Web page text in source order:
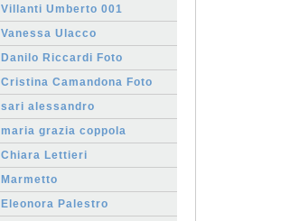
Villanti Umberto 001
Vanessa Ulacco
Danilo Riccardi Foto
Cristina Camandona Foto
sari alessandro
maria grazia coppola
Chiara Lettieri
Marmetto
Eleonora Palestro